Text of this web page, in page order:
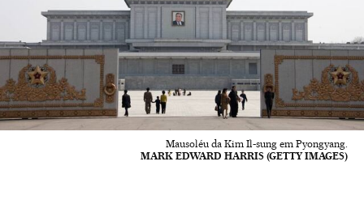
Mausoléu da Kim Il-sung em Pyongyang.
MARK EDWARD HARRIS (GETTY IMAGES)